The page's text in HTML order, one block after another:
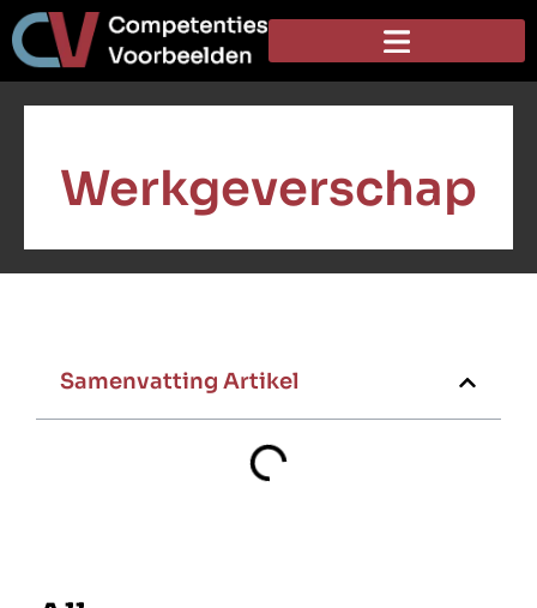
Werkgeverschap
Samenvatting Artikel